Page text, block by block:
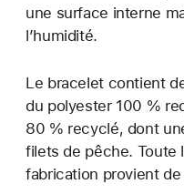
une surface interne
l’humidité.
Le bracelet contient
du polyester 100 %
80 % recyclé, dont
filets de pêche. Toute
fabrication provient